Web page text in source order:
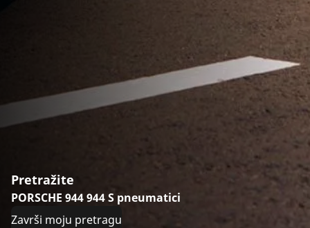
Pretražite
PORSCHE 944 944 S pneumatici
Završi moju pretragu